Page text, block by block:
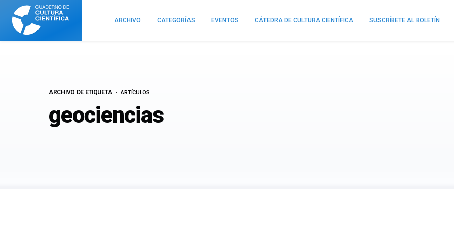
Cuaderno
Cultura
Científica
ARCHIVO CATEGORÍAS EVENTOS CÁTEDRA DE CULTURA CIENTÍFICA SUSCRÍBETE AL BOLETÍN
geociencias
ARCHIVO DE ETIQUETA ARTÍCULOS